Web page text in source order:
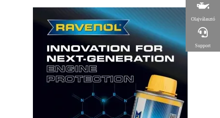
Olajválasztó
Support